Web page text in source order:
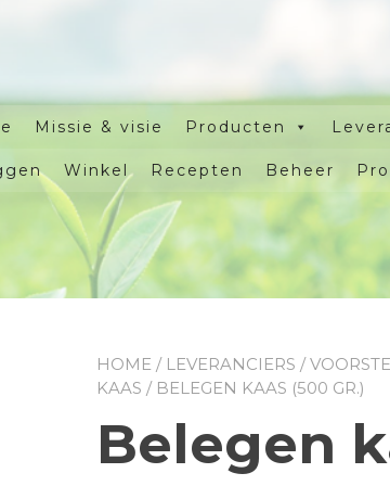
Missie & visie Producten
Winkel Recepten Beheer
HOME / LEVERANCIERS /
KAAS / BELEGEN KAAS (500 GR.)
Belegen